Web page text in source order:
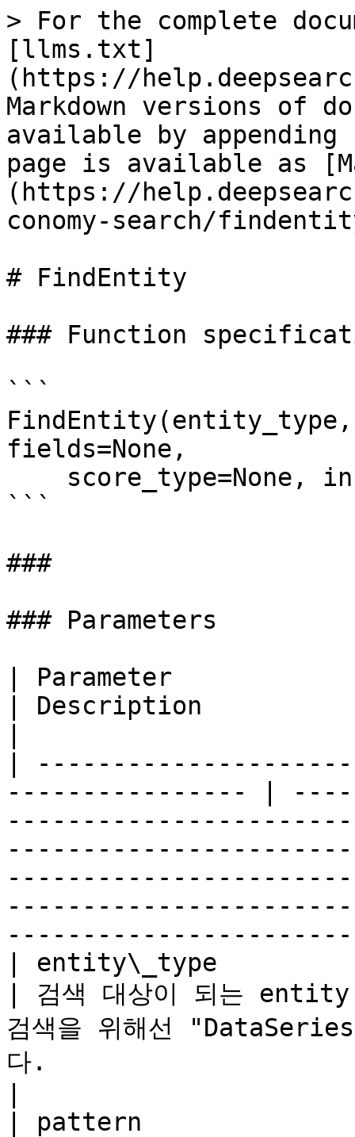
> For the complete
[llms.txt]
(https://
Markdown versions of
available by
page is available as
(https://
conomy-search/
# FindEntity
### Function
```
fields=None,
```
###
### Parameters
| Parameter
| Description
|
---------------- |
| entity\_type
| 검색 대상이 되는 entity
검색을 위해선
다.
| pattern